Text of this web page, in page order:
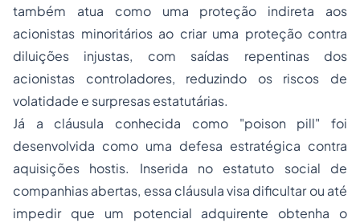
também atua como uma proteção indireta aos
acionistas minoritários ao criar uma proteção contra
diluições injustas, com saídas repentinas dos
acionistas controladores, reduzindo os riscos de
volatidade e surpresas estatutárias.
Já a cláusula conhecida como "poison pill" foi
desenvolvida como uma defesa estratégica contra
aquisições hostis. Inserida no estatuto social de
companhias abertas, essa cláusula visa dificultar ou até
impedir que um potencial adquirente obtenha o